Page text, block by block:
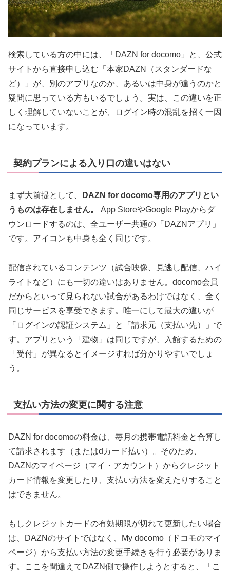
検索している方の中には、「DAZN for docomo」と、公式
サイトから直接申し込む「本家DAZN（スタンダードな
ど）」が、別のアプリなのか、あるいは中身が違うのかと
疑問に思っている方もいるでしょう。実は、この違いを正
しく理解していないことが、ログイン時の混乱を招く一因
になっています。
契約プランによる入り口の違いはない
まず大前提として、
DAZN for docomo専用のアプリとい
うものは存在しません。
App StoreやGoogle Playからダ
ウンロードするのは、全ユーザー共通の「DAZNアプリ」
です。アイコンも中身も全く同じです。
配信されているコンテンツ（試合映像、見逃し配信、ハイ
ライトなど）にも一切の違いはありません。docomo会員
だからといって見られない試合があるわけではなく、全く
同じサービスを享受できます。唯一にして最大の違いが
「ログインの認証システム」と「請求元（支払い先）」で
す。アプリという「建物」は同じですが、入館するための
「受付」が異なるとイメージすれば分かりやすいでしょ
う。
支払い方法の変更に関する注意
DAZN for docomoの料金は、毎月の携帯電話料金と合算し
て請求されます（またはdカード払い）。そのため、
DAZNのマイページ（マイ・アカウント）からクレジット
カード情報を変更したり、支払い方法を変えたりすること
はできません。
もしクレジットカードの有効期限が切れて更新したい場合
は、DAZNのサイトではなく、My docomo（ドコモのマイ
ページ）から支払い方法の変更手続きを行う必要がありま
す。ここを間違えてDAZN側で操作しようとすると、「こ